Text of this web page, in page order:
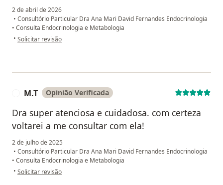
2 de abril de 2026
• Consultório Particular Dra Ana Mari David Fernandes Endocrinologia
• Consulta Endocrinologia e Metabologia
• na opinião do utilizador Rodrigo Albuquerque
Solicitar revisão
M.T Opinião Verificada
Dra super atenciosa e cuidadosa. com certeza
voltarei a me consultar com ela!
2 de julho de 2025
• Consultório Particular Dra Ana Mari David Fernandes Endocrinologia
• Consulta Endocrinologia e Metabologia
• na opinião do utilizador M.T
Solicitar revisão